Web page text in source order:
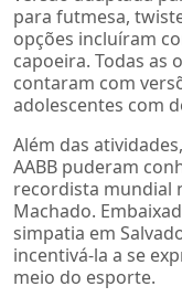
para futmesa,
opções incluíram
capoeira. Todas as
contaram com
adolescentes com
Além das
AABB puderam
recordista mundial
Machado.
simpatia em
incentivá-la a se
meio do esporte.